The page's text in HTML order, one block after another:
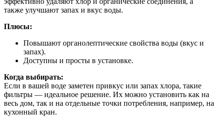
также улучшают запах и вкус воды.
Плюсы:
Повышают органолептические свойства воды (вкус и
запах).
Доступны и просты в установке.
Когда выбирать:
Если в вашей воде заметен привкус или запах хлора, такие
фильтры — идеальное решение. Их можно установить как на
весь дом, так и на отдельные точки потребления, например, на
кухонный кран.